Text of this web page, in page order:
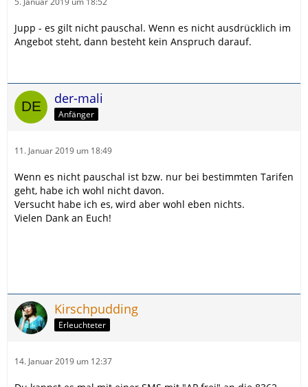
Jupp - es gilt nicht pauschal. Wenn es nicht ausdrücklich im
Angebot steht, dann besteht kein Anspruch darauf.
der-mali
Anfänger
11. Januar 2019 um 18:49
Wenn es nicht pauschal ist bzw. nur bei bestimmten Tarifen
geht, habe ich wohl nicht davon.
Versucht habe ich es, wird aber wohl eben nichts.
Vielen Dank an Euch!
Kirschpudding
Erleuchteter
14. Januar 2019 um 12:37